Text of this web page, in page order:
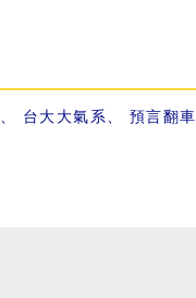
、 台大大氣系、 預言翻車